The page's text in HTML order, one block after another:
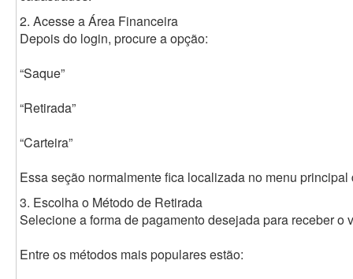
2. Acesse a Área Financeira
Depois do login, procure a opção:
“Saque”
“Retirada”
“Carteira”
Essa seção normalmente fica localizada no menu principal
3. Escolha o Método de Retirada
Selecione a forma de pagamento desejada para receber o
Entre os métodos mais populares estão: